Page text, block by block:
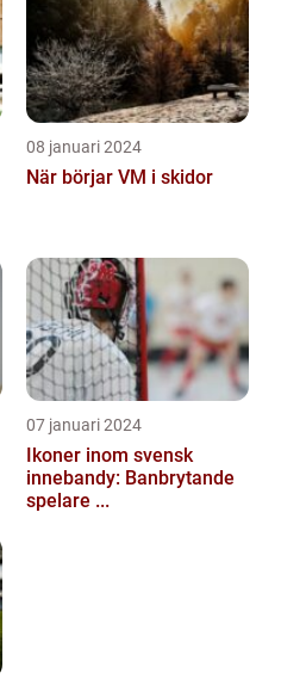
08 januari 2024
När börjar VM i skidor
07 januari 2024
Ikoner inom svensk
innebandy: Banbrytande
spelare ...